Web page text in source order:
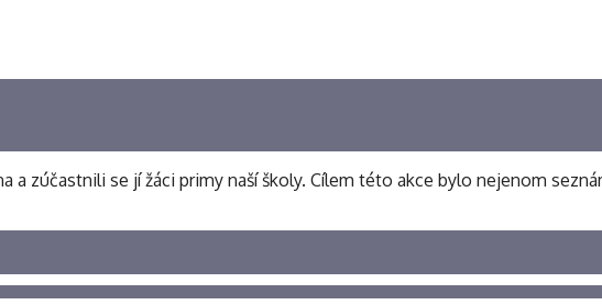
a zúčastnili se jí žáci primy naší školy. Cílem této akce bylo nejenom